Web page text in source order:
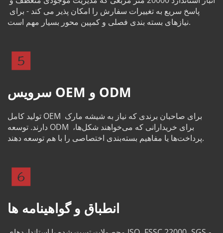
نیازهای بسته بندی فصلی و کمپین محور بسیار مهم است.
سرویس OEM و ODM
تولید کامل OEM برای صاحبان برندی که نیاز به شیشه مارک
دارند. توسعه ODM برای خریدارانی که می‌خواهند شکل‌ها،
پرداخت‌ها یا مفاهیم بسته‌بندی اختصاصی را با هم توسعه دهند.
انطباق و گواهینامه ها